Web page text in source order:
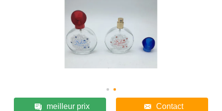
meilleur prix Contact